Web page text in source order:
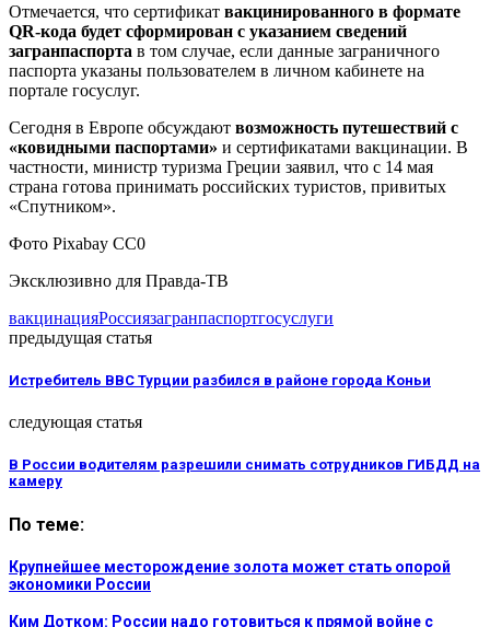
Отмечается, что сертификат вакцинированного в формате
QR-кода будет сформирован с указанием сведений
загранпаспорта в том случае, если данные заграничного
паспорта указаны пользователем в личном кабинете на
портале госуслуг.
Сегодня в Европе обсуждают возможность путешествий с
«ковидными паспортами» и сертификатами вакцинации. В
частности, министр туризма Греции заявил, что с 14 мая
страна готова принимать российских туристов, привитых
«Спутником».
Фото Pixabay CC0
Эксклюзивно для Правда-ТВ
вакцинацияРоссиязагранпаспортгосуслуги
предыдущая статья
Истребитель ВВС Турции разбился в районе города Коньи
следующая статья
В России водителям разрешили снимать сотрудников ГИБДД на
камеру
По теме:
Крупнейшее месторождение золота может стать опорой
экономики России
Ким Дотком: России надо готовиться к прямой войне с